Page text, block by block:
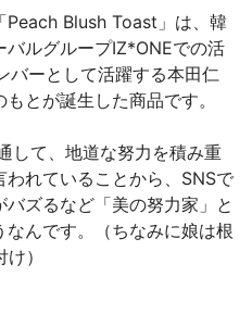
Peach Blush Toast」は、韓
ルグループIZ*ONEでの活
バーとして活躍する本田仁
とが誕生した商品です。
して、地道な努力を積み重
れていることから、SNSで
ズるなど「美の努力家」と
んです。（ちなみに娘は根
）